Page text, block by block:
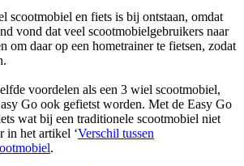
scootmobiel en fiets is bij ontstaan, omdat
vond dat veel scootmobielgebruikers naar
om daar op een hometrainer te fietsen, zodat
voordelen als een 3 wiel scootmobiel,
Go ook gefietst worden. Met de Easy Go
wat bij een traditionele scootmobiel niet
in het artikel ‘Verschil tussen
.